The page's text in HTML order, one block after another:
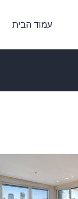
עמוד הבית